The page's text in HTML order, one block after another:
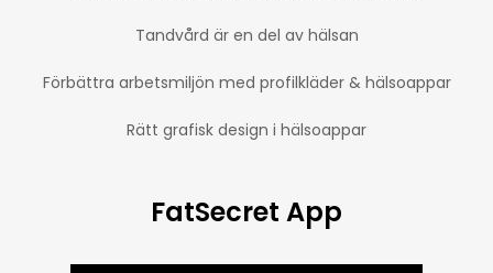
Tandvård är en del av hälsan
Förbättra arbetsmiljön med profilkläder & hälsoappar
Rätt grafisk design i hälsoappar
FatSecret App